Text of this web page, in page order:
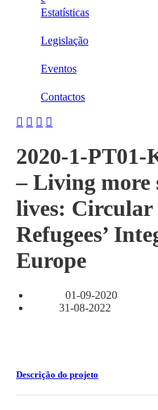
Estatísticas
Legislação
Eventos
Contactos
2020-1-PT01-
– Living more
lives: Circular
Refugees’
Europe
01-09-2020
31-08-2022
Descrição do projeto